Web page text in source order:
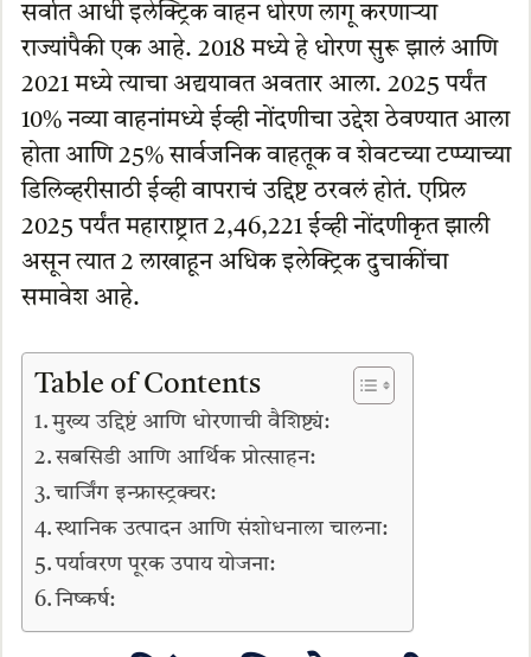
सर्वात आधी इलेक्ट्रिक वाहन धोरण लागू करणाऱ्या
राज्यांपैकी एक आहे. 2018 मध्ये हे धोरण सुरू झालं आणि
2021 मध्ये त्याचा अद्ययावत अवतार आला. 2025 पर्यंत
10% नव्या वाहनांमध्ये ईव्ही नोंदणीचा उद्देश ठेवण्यात आला
होता आणि 25% सार्वजनिक वाहतूक व शेवटच्या टप्प्याच्या
डिलिव्हरीसाठी ईव्ही वापराचं उद्दिष्ट ठरवलं होतं. एप्रिल
2025 पर्यंत महाराष्ट्रात 2,46,221 ईव्ही नोंदणीकृत झाली
असून त्यात 2 लाखाहून अधिक इलेक्ट्रिक दुचाकींचा
समावेश आहे.
Table of Contents
मुख्य उद्दिष्टं आणि धोरणाची वैशिष्ट्यं:
सबसिडी आणि आर्थिक प्रोत्साहन:
चार्जिंग इन्फ्रास्ट्रक्चर:
स्थानिक उत्पादन आणि संशोधनाला चालना:
पर्यावरण पूरक उपाय योजना:
निष्कर्ष: